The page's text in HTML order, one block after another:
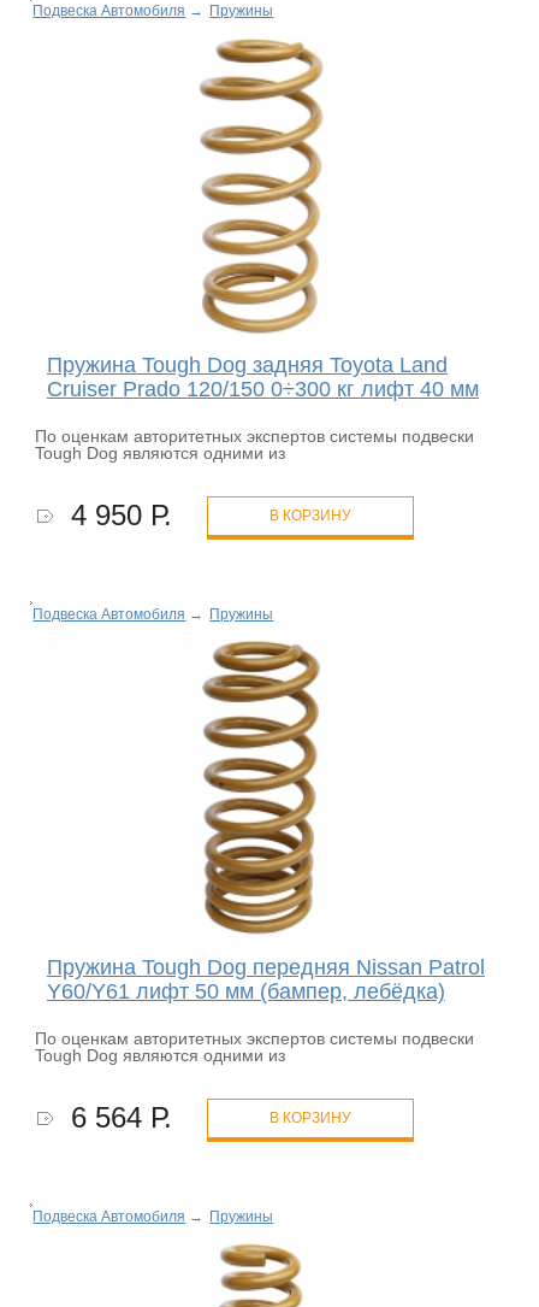
Подвеска Автомобиля → Пружины
Пружина Tough Dog задняя Toyota Land
Cruiser Prado 120/150 0÷300 кг лифт 40 мм
По оценкам авторитетных экспертов системы подвески
Tough Dog являются одними из
4 950 Р. В КОРЗИНУ
Подвеска Автомобиля → Пружины
Пружина Tough Dog передняя Nissan Patrol
Y60/Y61 лифт 50 мм (бампер, лебёдка)
По оценкам авторитетных экспертов системы подвески
Tough Dog являются одними из
6 564 Р. В КОРЗИНУ
Подвеска Автомобиля → Пружины